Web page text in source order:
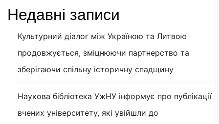
Недавні записи
Культурний діалог між Україною та Литвою
продовжується, зміцнюючи партнерство та
зберігаючи спільну історичну спадщину
Наукова бібліотека УжНУ інформує про публікації
вчених університету, які увійшли до